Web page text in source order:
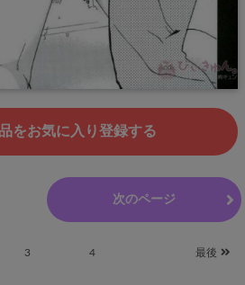
をお気に入り登録する
次のページ
3 4 最後